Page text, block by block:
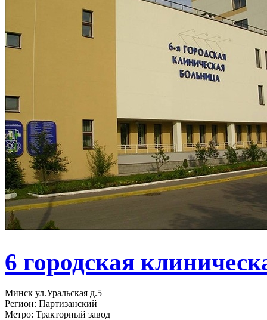
6 городская
Минск ул.Уральская д.5
Регион: Партизанский
Метро: Тракторный завод